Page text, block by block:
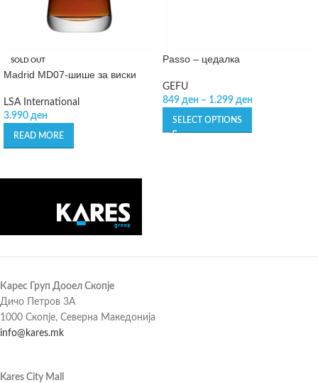
SOLD OUT
Madrid MD07-шише за виски
LSA International
3.990 ден
READ MORE
Passo – цедалка
GEFU
849 ден – 1.299 ден
SELECT OPTIONS
Карес Груп Дооел Скопје
Дичо Петров 3А
1000 Скопје, Северна Македонија
info@kares.mk
Kares City Mall